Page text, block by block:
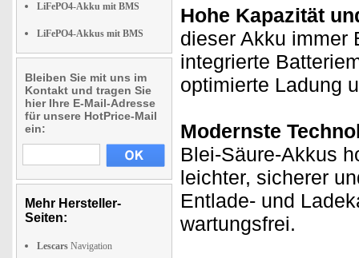
LiFePO4-Akku mit BMS
LiFePO4-Akkus mit BMS
Bleiben Sie mit uns im
Kontakt und tragen Sie
hier Ihre E-Mail-Adresse
für unsere HotPrice-Mail
ein:
Mehr Hersteller-
Seiten:
Lescars Navigation
Hohe Kapazität
dieser Akku immer
integrierte
optimierte Ladung
Modernste
Blei-Säure-Akkus
leichter, sicherer
Entlade- und
wartungsfrei.